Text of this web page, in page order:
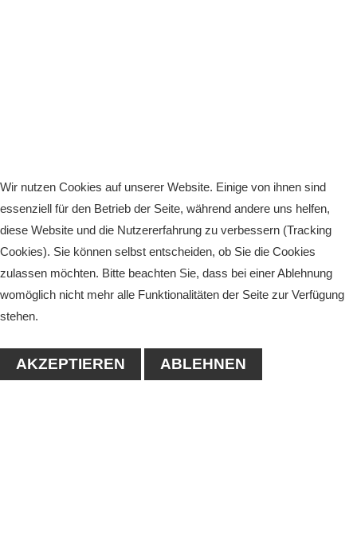
Wir nutzen Cookies auf unserer Website. Einige von ihnen sind
essenziell für den Betrieb der Seite, während andere uns helfen,
diese Website und die Nutzererfahrung zu verbessern (Tracking
Cookies). Sie können selbst entscheiden, ob Sie die Cookies
zulassen möchten. Bitte beachten Sie, dass bei einer Ablehnung
womöglich nicht mehr alle Funktionalitäten der Seite zur Verfügung
stehen.
AKZEPTIEREN ABLEHNEN